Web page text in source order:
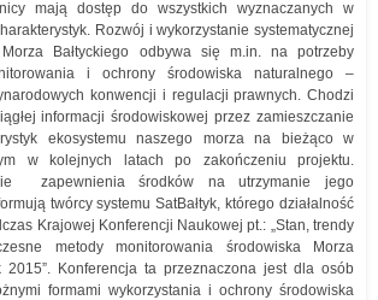
mają dostęp do wszystkich wyznaczanych w
Rozwój i wykorzystanie systematycznej
Bałtyckiego odbywa się m.in. na potrzeby
i ochrony środowiska naturalnego –
konwencji i regulacji prawnych. Chodzi
informacji środowiskowej przez zamieszczanie
ekosystemu naszego morza na bieżąco w
w kolejnych latach po zakończeniu projektu.
zapewnienia środków na utrzymanie jego
twórcy systemu SatBałtyk, którego działalność
Krajowej Konferencji Naukowej pt.: „Stan, trendy
metody monitorowania środowiska Morza
2015”. Konferencja ta przeznaczona jest dla osób
formami wykorzystania i ochrony środowiska